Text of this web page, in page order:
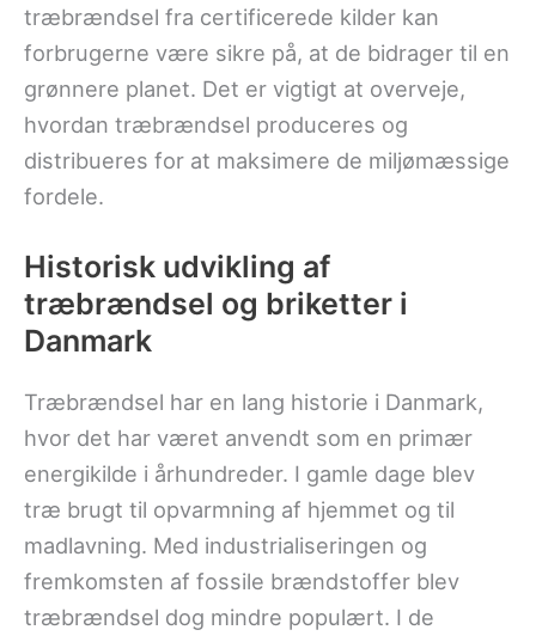
træbrændsel fra certificerede kilder kan
forbrugerne være sikre på, at de bidrager til en
grønnere planet. Det er vigtigt at overveje,
hvordan træbrændsel produceres og
distribueres for at maksimere de miljømæssige
fordele.
Historisk udvikling af
træbrændsel og briketter i
Danmark
Træbrændsel har en lang historie i Danmark,
hvor det har været anvendt som en primær
energikilde i århundreder. I gamle dage blev
træ brugt til opvarmning af hjemmet og til
madlavning. Med industrialiseringen og
fremkomsten af fossile brændstoffer blev
træbrændsel dog mindre populært. I de